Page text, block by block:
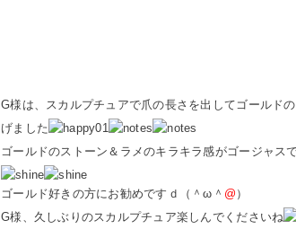
G様は、スカルプチュアで爪の長さを出してゴールド
げました
ゴールドのストーン＆ラメのキラキラ感がゴージャス
ゴールド好きの方にお勧めですｄ（＾ω＾ @ ）
G様、久しぶりのスカルプチュア楽しんでくださいね